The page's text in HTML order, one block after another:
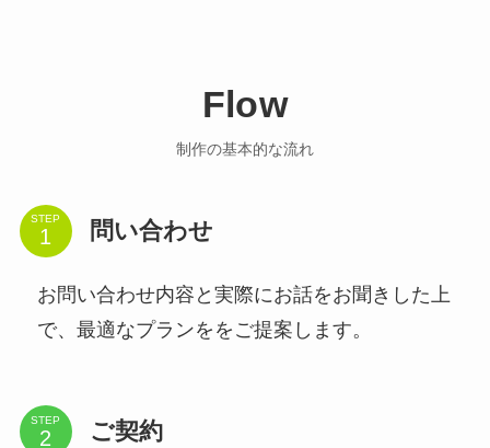
Flow
制作の基本的な流れ
STEP 問い合わせ
お問い合わせ内容と実際にお話をお聞きした上
で、最適なプランををご提案します。
STEP ご契約